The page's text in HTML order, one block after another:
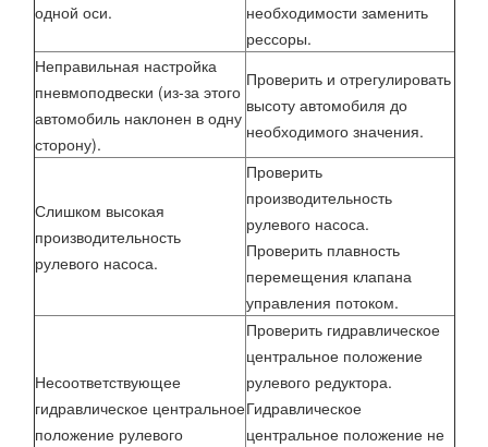
одной оси.
необходимости заменить
рессоры.
Неправильная настройка
пневмоподвески (из-за этого
автомобиль наклонен в одну
сторону).
Проверить и отрегулировать
высоту автомобиля до
необходимого значения.
Слишком высокая
производительность
рулевого насоса.
Проверить
производительность
рулевого насоса.
Проверить плавность
перемещения клапана
управления потоком.
Несоответствующее
гидравлическое центральное
положение рулевого
Проверить гидравлическое
центральное положение
рулевого редуктора.
Гидравлическое
центральное положение не